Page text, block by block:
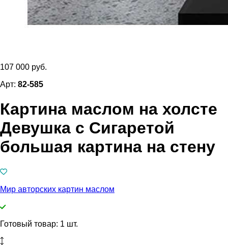
107 000 руб.
Арт: 82-585
Картина маслом на холсте
Девушка с Сигаретой
большая картина на стену
Мир авторских картин маслом
Готовый товар: 1 шт.